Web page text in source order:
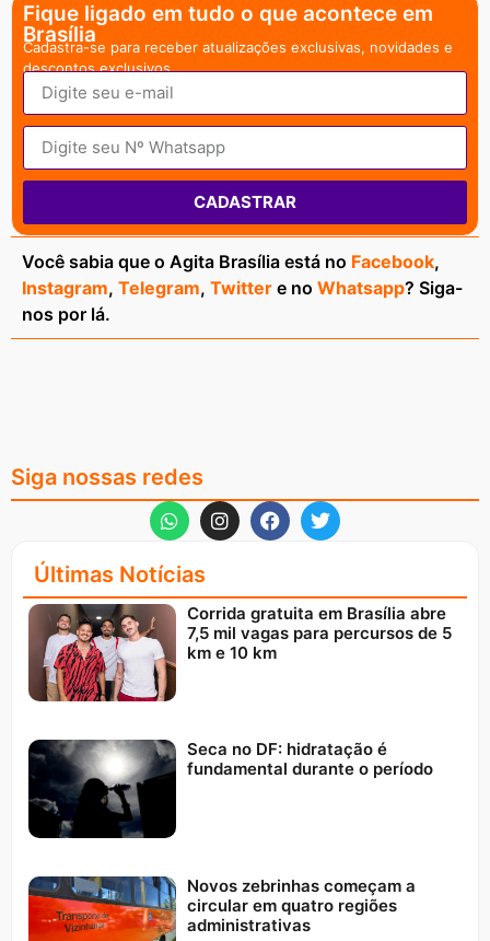
Fique ligado em tudo o que acontece em
Brasília
Cadastra-se para receber atualizações exclusivas, novidades e
descontos exclusivos.
CADASTRAR
Você sabia que o Agita Brasília está no Facebook,
Instagram, Telegram, Twitter e no Whatsapp? Siga-
nos por lá.
Siga nossas redes
Últimas Notícias
Corrida gratuita em Brasília abre
7,5 mil vagas para percursos de 5
km e 10 km
Seca no DF: hidratação é
fundamental durante o período
Novos zebrinhas começam a
circular em quatro regiões
administrativas